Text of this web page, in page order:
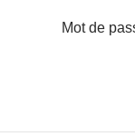
Mot de